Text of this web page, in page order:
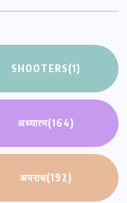
SHOOTERS(1)
अध्यात्म(164)
अपराध(192)